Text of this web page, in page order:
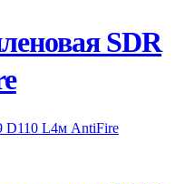
SDR